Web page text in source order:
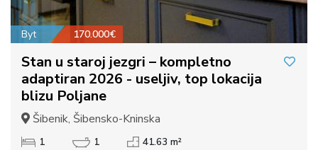
Byt 170.000€
Stan u staroj jezgri – kompletno
adaptiran 2026 - useljiv, top lokacija
blizu Poljane
Šibenik, Šibensko-Kninska
1 1 41.63 m²